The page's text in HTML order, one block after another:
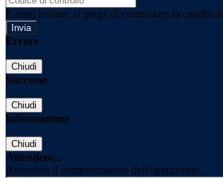
E-mail inviata, si prega di controllare la casella
Errore
Chiudi
Successo
Chiudi
Informazione
Chiudi
Attendere...
Attendere il completamento dell'operazione...